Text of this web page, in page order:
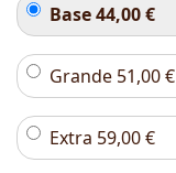
Base44,00€
Grande 51,00€
Extra 59,00€